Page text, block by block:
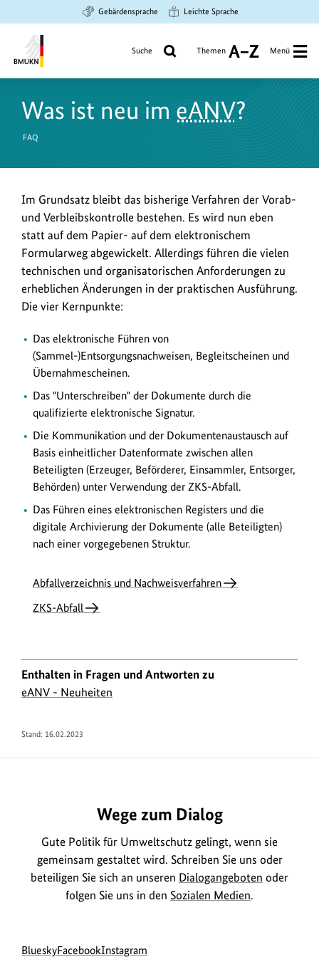
Hauptinhalt
springen
Suche
springen
Hauptnavigation
springen
Gebärdensprache Leichte Sprache
Umwelt,
Naturschutz
Sicherheit
Suche Themen
A
Z
Menü
Was ist neu im eANV?
FAQ
Im Grundsatz bleibt das bisherige Verfahren der Vorab-
und Verbleibskontrolle bestehen. Es wird nun eben
statt auf dem Papier- auf dem elektronischem
Formularweg abgewickelt. Allerdings führen die vielen
technischen und organisatorischen Anforderungen zu
erheblichen Änderungen in der praktischen Ausführung.
Die vier Kernpunkte:
Das elektronische Führen von
(Sammel-)Entsorgungsnachweisen, Begleitscheinen und
Übernahmescheinen.
Das "Unterschreiben" der Dokumente durch die
qualifizierte elektronische Signatur.
Die Kommunikation und der Dokumentenaustausch auf
Basis einheitlicher Datenformate zwischen allen
Beteiligten (Erzeuger, Beförderer, Einsammler, Entsorger,
Behörden) unter Verwendung der ZKS-Abfall.
Das Führen eines elektronischen Registers und die
digitale Archivierung der Dokumente (alle Beteiligten)
nach einer vorgegebenen Struktur.
Abfallverzeichnis und Nachweisverfahren
ZKS-Abfall
Enthalten in Fragen und Antworten zu
eANV - Neuheiten
Stand: 16.02.2023
Wege zum Dialog
Gute Politik für Umweltschutz gelingt, wenn sie
gemeinsam gestaltet wird. Schreiben Sie uns oder
beteiligen Sie sich an unseren Dialogangeboten oder
folgen Sie uns in den Sozialen Medien.
Social
Blueskyzur
Facebookzur
Instagram